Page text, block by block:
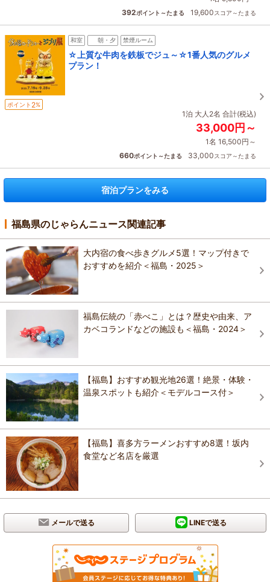
392ポイント～たまる 19,600スコア～たまる
和室 朝・夕 禁煙ルーム
☆上質な牛肉を鉄板でジュ～☆1番人気のグルメ
プラン！
ポイント 2%
1泊 大人2名 合計(税込)
33,000円～
1名 16,500円～
660ポイント～たまる 33,000スコア～たまる
宿泊プランをみる
福島県のじゃらんニュース関連記事
大内宿の食べ歩きグルメ5選！マップ付きで
おすすめを紹介＜福島・2025＞
福島伝統の「赤べこ」とは？歴史や由来、ア
カベコランドなどの施設も＜福島・2024＞
【福島】おすすめ観光地26選！絶景・体験・
温泉スポットも紹介＜モデルコース付＞
【福島】喜多方ラーメンおすすめ8選！坂内
食堂など名店を厳選
メールで送る LINEで送る